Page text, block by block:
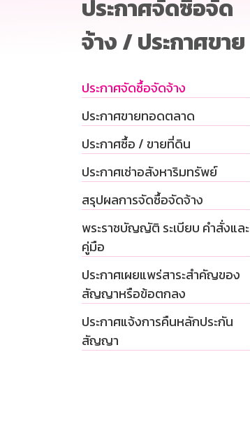
ประกาศจัดซื้อจัด
จ้าง / ประกาศขาย
ประกาศจัดซื้อจัดจ้าง
ประกาศขายทอดตลาด
ประกาศซื้อ / ขายที่ดิน
ประกาศเช่าอสังหาริมทรัพย์
สรุปผลการจัดซื้อจัดจ้าง
พระราชบัญญัติ ระเบียบ คำสั่งและ
คู่มือ
ประกาศเผยแพร่สาระสำคัญของ
สัญญาหรือข้อตกลง
ประกาศแจ้งการคืนหลักประกัน
สัญญา